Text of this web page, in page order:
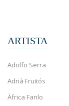
ARTISTA
Adolfo Serra
Adrià Fruitós
Àfrica Fanlo